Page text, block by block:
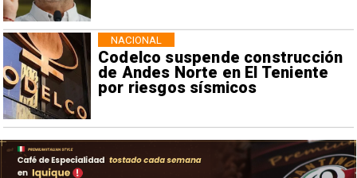
Codelco suspende construcción
de Andes Norte en El Teniente
por riesgos sísmicos
NACIONAL